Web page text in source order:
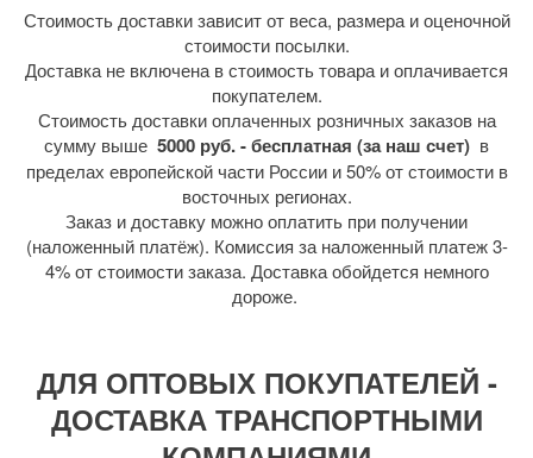
Стоимость доставки зависит от веса, размера и оценочной
стоимости посылки.
Доставка не включена в стоимость товара и оплачивается
покупателем.
Стоимость доставки оплаченных розничных заказов на
сумму выше 5000 руб. - бесплатная (за наш счет) в
пределах европейской части России и 50% от стоимости в
восточных регионах.
Заказ и доставку можно оплатить при получении
(наложенный платёж). Комиссия за наложенный платеж 3-
4% от стоимости заказа. Доставка обойдется немного
дороже.
ДЛЯ ОПТОВЫХ ПОКУПАТЕЛЕЙ -
ДОСТАВКА ТРАНСПОРТНЫМИ